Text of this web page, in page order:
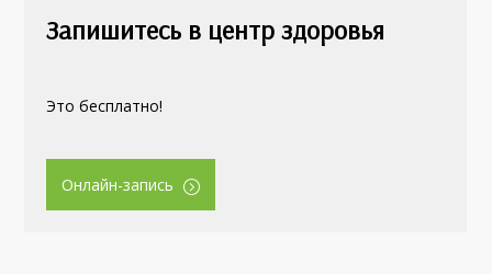
Запишитесь в центр здоровья
Это бесплатно!
Онлайн-запись